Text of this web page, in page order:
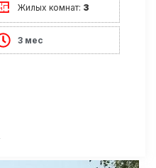
Жилых комнат: 3
3 мес